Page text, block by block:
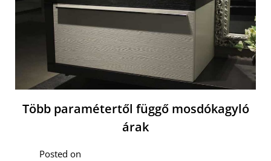
Több paramétertől függő mosdókagyló
árak
Posted on